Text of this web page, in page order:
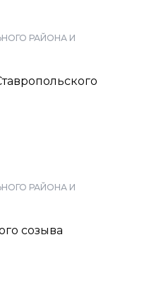
РАЙОНА И
РАЙОНА И
созыва